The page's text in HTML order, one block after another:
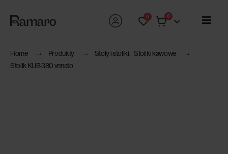
0 0
Home Produkty Stoły i stoliki
Stoliki kawowe
Stolik KUB 380 venato